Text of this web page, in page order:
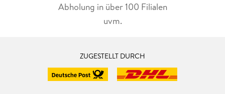
Abholung in über 100 Filialen
uvm.
ZUGESTELLT DURCH